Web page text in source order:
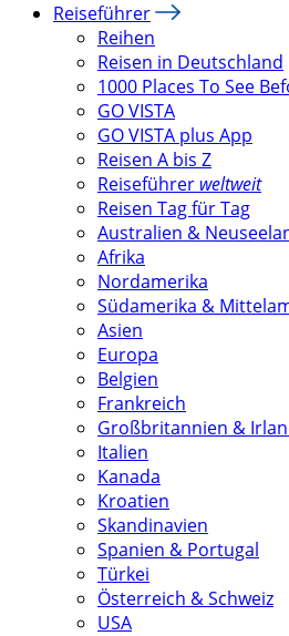
Reiseführer
Reihen
Reisen in Deutschland
1000 Places To See
GO VISTA
GO VISTA plus App
Reisen A bis Z
Reiseführer weltweit
Reisen Tag für Tag
Australien &
Afrika
Nordamerika
Südamerika &
Asien
Europa
Belgien
Frankreich
Großbritannien &
Italien
Kanada
Kroatien
Skandinavien
Spanien & Portugal
Türkei
Österreich & Schweiz
USA